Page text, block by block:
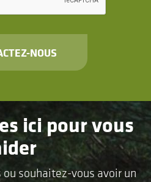
NOUS
ici pour vous
souhaitez-vous avoir un